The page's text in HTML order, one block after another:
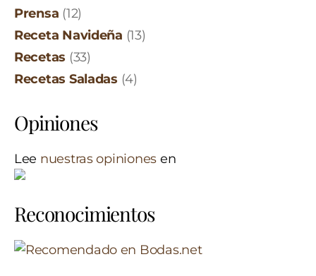
Prensa (12)
Receta Navideña (13)
Recetas (33)
Recetas Saladas (4)
Opiniones
Lee nuestras opiniones en
Reconocimientos